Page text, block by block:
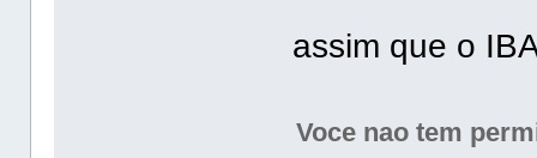
assim que o
Voce nao tem